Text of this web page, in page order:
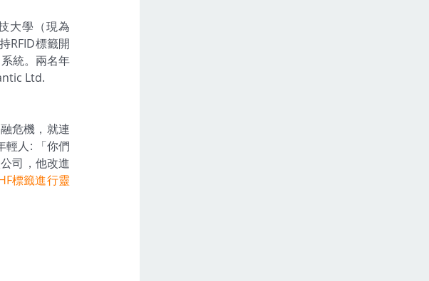
大學（現為
RFID標籤開
統。兩名年
Ltd.
危機，就連
輕人: 「你們
司，他改進
標籤進行靈